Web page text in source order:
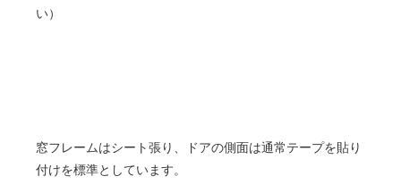
い）
窓フレームはシート張り、ドアの側面は通常テープを貼り
付けを標準としています。